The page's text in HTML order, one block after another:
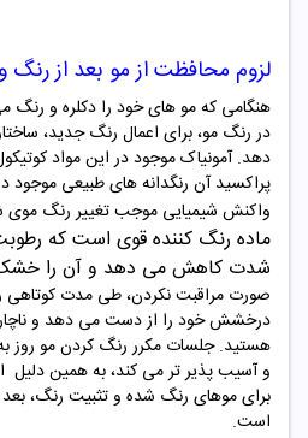
لزوم محافظت از مو بعد از رنگ
هنگامی که مو های خود را دکلره و رنگ
در رنگ مو، برای اعمال رنگ جدید،
دهد. آمونیاک موجود در این مواد
پراکسید آن رنگدانه های طبیعی موجود
واکنش شیمیایی موجب تغییر رنگ
ماده رنگ‌ کننده قوی است که
شدت کاهش می دهد و آن را
صورت مراقبت نکردن، طی مدت کوتاهی
درخشش خود را از دست می دهد و
هستید. جلسات مکرر رنگ کردن مو روز
و آسیب پذیر تر می کند، به همین دلیل
برای موهای رنگ شده و تثبیت رنگ،
است.